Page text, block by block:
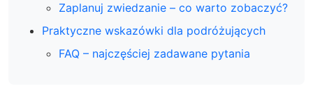
Zaplanuj zwiedzanie – co warto zobaczyć?
Praktyczne wskazówki dla podróżujących
FAQ – najczęściej zadawane pytania